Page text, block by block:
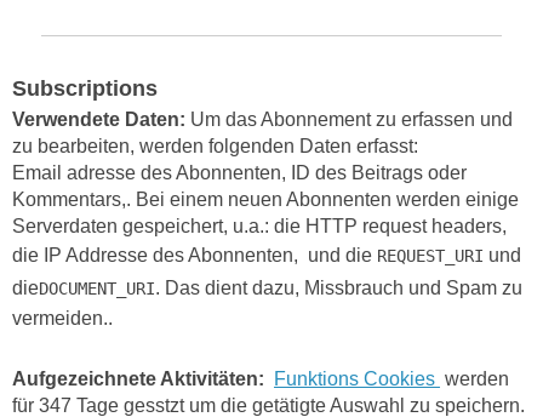
Subscriptions
Verwendete Daten: Um das Abonnement zu erfassen und
zu bearbeiten, werden folgenden Daten erfasst:
Email adresse des Abonnenten, ID des Beitrags oder
Kommentars,. Bei einem neuen Abonnenten werden einige
Serverdaten gespeichert, u.a.: die HTTP request headers,
die IP Addresse des Abonnenten, und die REQUEST_URI und
dieDOCUMENT_URI. Das dient dazu, Missbrauch und Spam zu
vermeiden..
Aufgezeichnete Aktivitäten: Funktions Cookies werden
für 347 Tage gesstzt um die getätigte Auswahl zu speichern.